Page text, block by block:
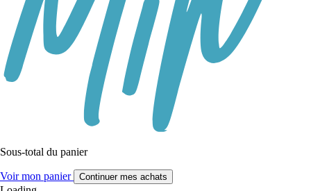
Sous-total du panier
Voir mon panier Continuer mes achats